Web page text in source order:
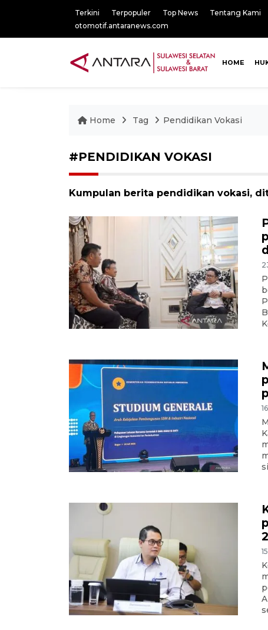
Terkini Terpopuler Top News Tentang Kami
otomotif.antaranews.com
HOME
Home Tag Pendidikan Vokasi
#PENDIDIKAN VOKASI
Kumpulan berita pendidikan vokasi,